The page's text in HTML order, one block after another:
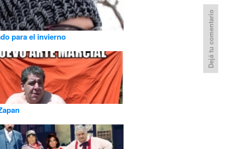
para el invierno Dejá tu comentario